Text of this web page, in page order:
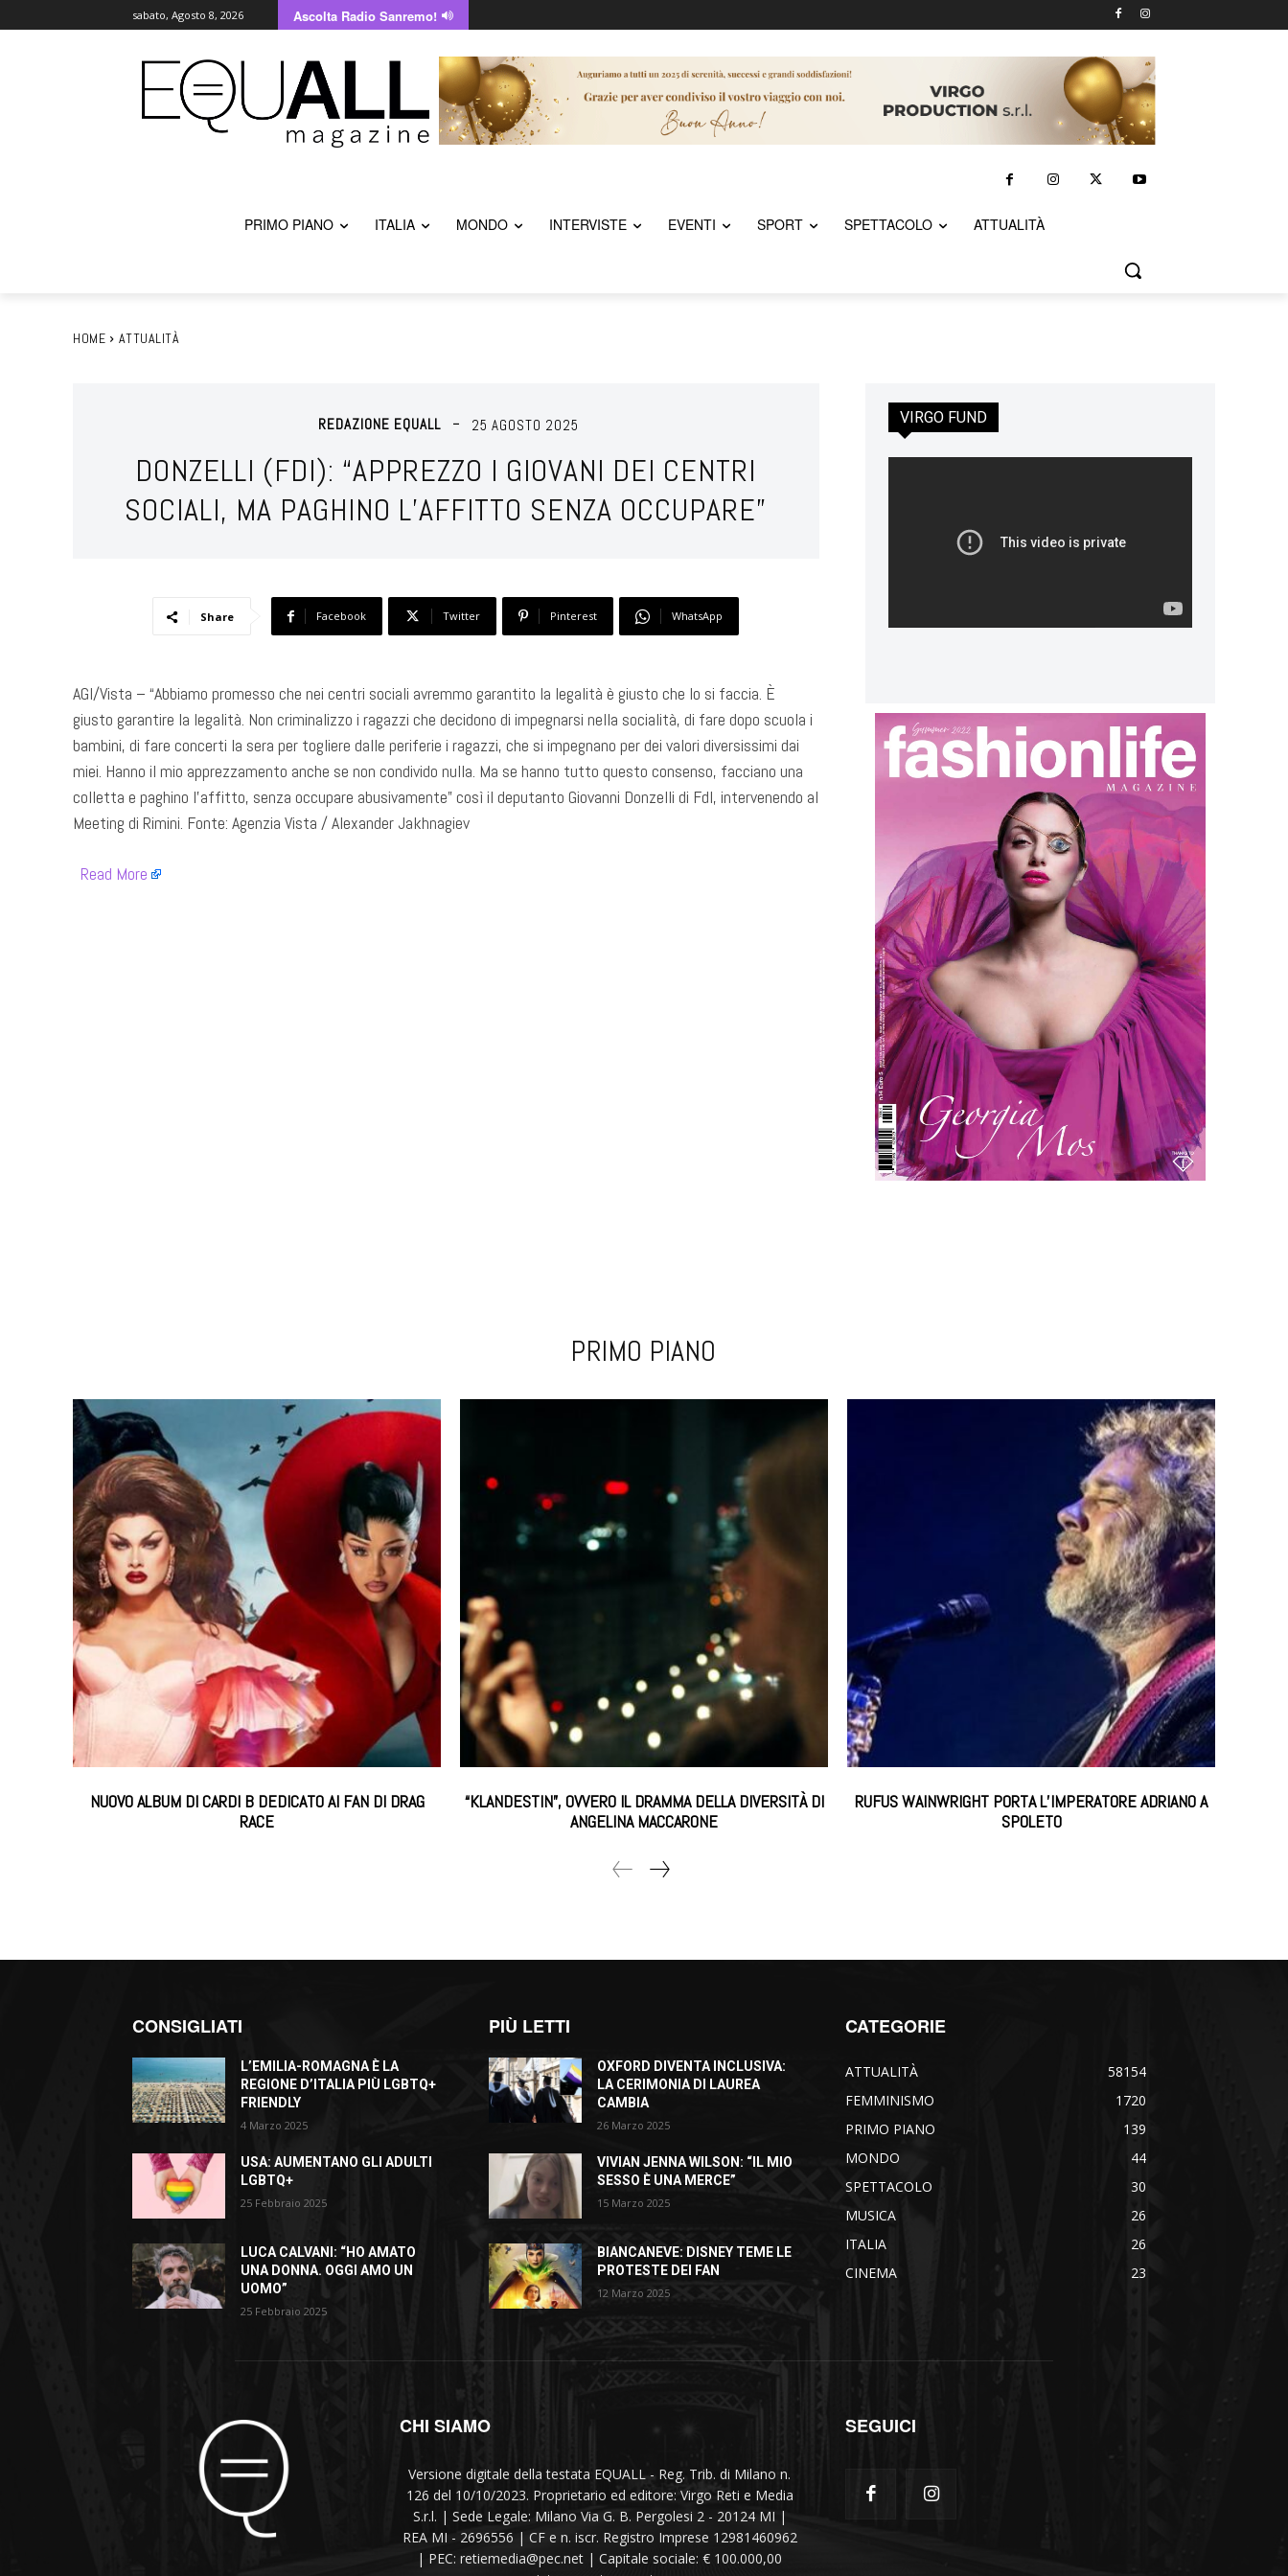
sabato, Agosto 8, 2026 Ascolta Radio Sanremo!
PRIMO PIANO ITALIA MONDO INTERVISTE EVENTI SPORT SPETTACOLO ATTUALITÀ
HOME ATTUALITÀ
REDAZIONE EQUALL 25 AGOSTO 2025
DONZELLI (FDI): “APPREZZO I GIOVANI DEI CENTRI
SOCIALI, MA PAGHINO L’AFFITTO SENZA OCCUPARE”
Share Facebook Twitter Pinterest WhatsApp
AGI/Vista – “Abbiamo promesso che nei centri sociali avremmo garantito la legalità è giusto che lo si faccia. È
giusto garantire la legalità. Non criminalizzo i ragazzi che decidono di impegnarsi nella socialità, di fare dopo scuola i
bambini, di fare concerti la sera per togliere dalle periferie i ragazzi, che si impegnano per dei valori diversissimi dai
miei. Hanno il mio apprezzamento anche se non condivido nulla. Ma se hanno tutto questo consenso, facciano una
colletta e paghino l’affitto, senza occupare abusivamente” così il deputanto Giovanni Donzelli di FdI, intervenendo al
Meeting di Rimini. Fonte: Agenzia Vista / Alexander Jakhnagiev
Read More
VIRGO FUND
PRIMO PIANO
NUOVO ALBUM DI CARDI B DEDICATO AI FAN DI DRAG
RACE
“KLANDESTIN”, OVVERO IL DRAMMA DELLA DIVERSITÀ DI
ANGELINA MACCARONE
RUFUS WAINWRIGHT PORTA L’IMPERATORE ADRIANO A
SPOLETO
CONSIGLIATI
L’EMILIA-ROMAGNA È LA
REGIONE D’ITALIA PIÙ LGBTQ+
FRIENDLY
4 Marzo 2025
USA: AUMENTANO GLI ADULTI
LGBTQ+
25 Febbraio 2025
LUCA CALVANI: “HO AMATO
UNA DONNA. OGGI AMO UN
UOMO”
25 Febbraio 2025
PIÙ LETTI
OXFORD DIVENTA INCLUSIVA:
LA CERIMONIA DI LAUREA
CAMBIA
26 Marzo 2025
VIVIAN JENNA WILSON: “IL MIO
SESSO È UNA MERCE”
15 Marzo 2025
BIANCANEVE: DISNEY TEME LE
PROTESTE DEI FAN
12 Marzo 2025
CATEGORIE
ATTUALITÀ
58154
FEMMINISMO
1720
PRIMO PIANO
139
MONDO
44
SPETTACOLO
30
MUSICA
26
ITALIA
26
CINEMA
23
CHI SIAMO
Versione digitale della testata EQUALL - Reg. Trib. di Milano n.
126 del 10/10/2023. Proprietario ed editore: Virgo Reti e Media
S.r.l. | Sede Legale: Milano Via G. B. Pergolesi 2 - 20124 MI |
REA MI - 2696556 | CF e n. iscr. Registro Imprese 12981460962
| PEC: retiemedia@pec.net | Capitale sociale: € 100.000,00
SEGUICI